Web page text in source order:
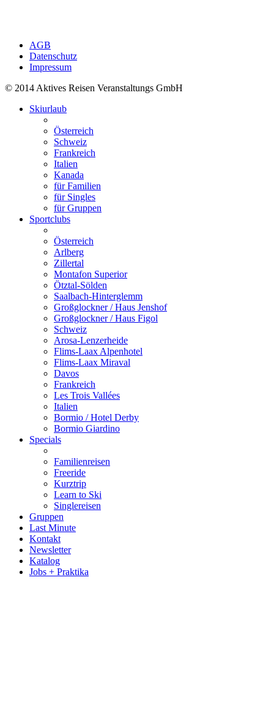
AGB
Datenschutz
Impressum
© 2014 Aktives Reisen Veranstaltungs GmbH
Skiurlaub
Österreich
Schweiz
Frankreich
Italien
Kanada
für Familien
für Singles
für Gruppen
Sportclubs
Österreich
Arlberg
Zillertal
Montafon Superior
Ötztal-Sölden
Saalbach-Hinterglemm
Großglockner / Haus Jenshof
Großglockner / Haus Figol
Schweiz
Arosa-Lenzerheide
Flims-Laax Alpenhotel
Flims-Laax Miraval
Davos
Frankreich
Les Trois Vallées
Italien
Bormio / Hotel Derby
Bormio Giardino
Specials
Familienreisen
Freeride
Kurztrip
Learn to Ski
Singlereisen
Gruppen
Last Minute
Kontakt
Newsletter
Katalog
Jobs + Praktika